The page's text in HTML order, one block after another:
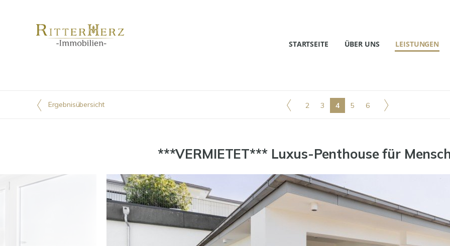
STARTSEITE ÜBER UNS LEISTUNGEN
Ergebnisübersicht 2 3 4 5 6
***VERMIETET*** Luxus-Penthouse für